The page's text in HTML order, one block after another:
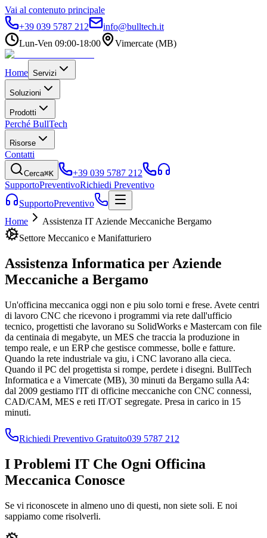
Vai al contenuto principale
+39 039 5787 212
info@bulltech.it
Lun-Ven 09:00-18:00
Vimercate (MB)
Home Servizi
Soluzioni
Prodotti
Perché BullTech
Risorse
Contatti
Cerca⌘K
+39 039 5787 212
SupportoPreventivoRichiedi Preventivo
SupportoPreventivo
Home
Assistenza IT Aziende Meccaniche Bergamo
Settore Meccanico e Manifatturiero
Assistenza Informatica per Aziende
Meccaniche a Bergamo
Un'officina meccanica oggi non e piu solo torni e frese. Avete centri
di lavoro CNC che ricevono i programmi via rete dall'ufficio
tecnico, progettisti che lavorano su SolidWorks e Mastercam con file
da centinaia di megabyte, un MES che traccia la produzione in
tempo reale, e un ERP che gestisce commesse, bolle e fatture.
Quando la rete industriale va giu, i CNC lavorano alla cieca.
Quando il PC del progettista si rompe, perdete i disegni. BullTech
Informatica e a Vimercate (MB), 30 minuti da Bergamo sulla A4:
dal 2009 gestiamo l'IT di officine meccaniche con CNC connessi,
CAD/CAM, MES e reti IT/OT segregate. Presa in carico in 15
minuti.
Richiedi Preventivo Gratuito039 5787 212
I Problemi IT Che Ogni Officina
Meccanica Conosce
Se vi riconoscete in almeno uno di questi, non siete soli. E noi
sappiamo come risolverli.